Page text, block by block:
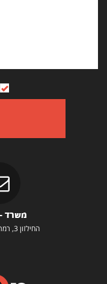
משרד
החילזון 3, רמת גן 5252267